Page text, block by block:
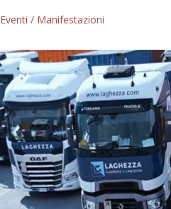
Eventi / Manifestazioni